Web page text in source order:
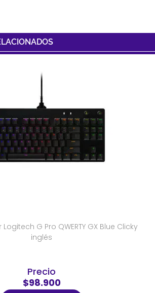
G Pro QWERTY GX Blue Clicky
inglés
Precio
$98.900